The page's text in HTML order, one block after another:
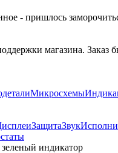
- пришлось
магазина.
Микросхемы
ЗащитаЗвук
индикатор